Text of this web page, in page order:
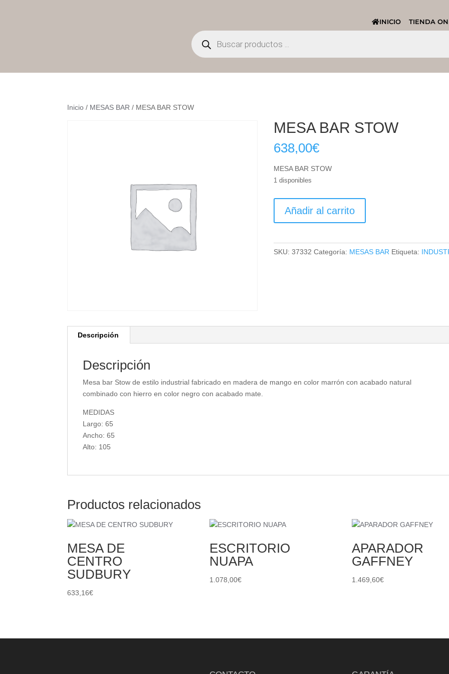
INICIO
TIENDA
Búsqueda
de
productos
Inicio / MESAS BAR / MESA BAR STOW
MESA BAR STOW
638,00€
MESA BAR STOW
1 disponibles
BARAñadir al carrito
SKU:37332 Categoría: MESAS BAR Etiqueta:
Descripción
Descripción
Mesa bar Stow de estilo industrial fabricado en madera de mango en color marrón con acabado natural
combinado con hierro en color negro con acabado mate.
MEDIDAS
Largo: 65
Ancho: 65
Alto: 105
Productos relacionados
MESA DE
CENTRO
SUDBURY
633,16€
ESCRITORIO
NUAPA
1.078,00€
APARADOR
GAFFNEY
1.469,60€